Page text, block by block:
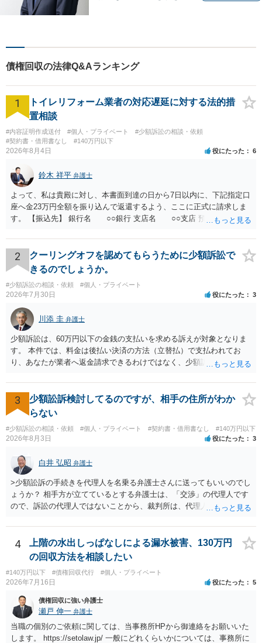
ん。問題を解決するための適
切なサポートを提供します。
お気軽にご相談ください。
債権回収の法律Q&Aランキング
1
トイレリフォーム業者の対応遅延に対する法的措
置相談
#内容証明作成送付 #個人・プライベート
#少額訴訟の相談・依頼
#契約書・借用書なし
#140万円以下
2026年8月4日 役にたった 6
鈴木 祥平 弁護士
よって、私は貴殿に対し、本書面到達の日から7日以内に、下記指定口
座へ金23万円全額を振り込んで返還するよう、ここに正式に請求しま
す。 【振込先】 銀行名 ○○銀行 支店名 ○○支店 預金種別 普通
されない場合には、貴殿には任意に返金する意思がないものと判断
し、やむを得ず、返還金23万円及びこれに対する遅延損害金の支払い
を求める民事訴訟、支払督促その他必要な法的手続を直ちに講じま
す。 その際には、訴訟に要する費用その他法令上認められる金員につ
いても併せて請求する予定ですので、あらかじめ申し添えます。 本件
は、貴殿自らが契約を解約したことによって生じた返還義務の履行を
求めるものにすぎません。貴殿の仕入先との取引関係や返金時期など
の内部事情は、私に対する返還義務の発生や履行時期には何ら影響を
及ぼすものではありません。 これ以上、本件の解決を不必要に遅延さ
せることなく、誠意をもって速やかに返金手続を履行されるよう、強
く求めます。 以上
2
クーリングオフを認めてもらうために少額訴訟で
きるのでしょうか。
#少額訴訟の相談・依頼 #個人・プライベート
2026年7月30日 役にたった 3
川添 圭 弁護士
少額訴訟は、60万円以下の金銭の支払いを求める訴えが対象となりま
す。 本件では、料金は後払い決済の方法（立替払）で支払われてお
り、あなたが業者へ返金請求できるわけではなく、少額訴訟は使えな
在確認請求訴訟を提起することも考えられますが、まずは後払い決済
業者へ（原契約のクーリング・オフの証拠の写しとともに）支払拒絶
の通知書を送り、もし訴訟や支払督促を行ってきた場合には全面的に
争う、というやり方がベターではないかと思います。弁護士会の相談
センター等で、消費者問題に強い弁護士（消費者保護委員会に所属し
ているなど）へ相談されることをお勧めします。
3
少額訟訴検討してるのですが、相手の住所がわか
らない
#少額訴訟の相談・依頼 #個人・プライベート #契約書・借用書なし #140万円以下
2026年8月3日 役にたった 3
白井 弘昭 弁護士
>少額訟訴の手続きを代理人を名乗る弁護士さんに送ってもいいのでし
ょうか？ 相手方が立てているとする弁護士は、「交渉」の代理人です
ので、訴訟の代理人ではないことから、裁判所は、代理人宛ての訴状
ている場合は、相手方（被告）の住所で訴状を作成提出し、裁判所に
代理人が就いていたことを知らせると（訴状の記載内容から明らかな
場合も）、裁判所が当該代理人弁護士に事前連絡し、引き続き訴訟も
受任するかを聞いたうえで、受任の意志が明らかになったところで、
直接被告に送達するのではなく、代理人に訴状の受領を促すこともあ
ります。 ラインのやり取りでしか証拠がないと、実際の本人性が明ら
かではありません。もちろん弁護士（２０万円の請求で代理人弁護士
に委任するかも疑わしいのですが）も住所は明らかにしないでしょ
う。 何か本人を示す事実（振込先などの情報）から、相手の住所等の
情報を割り出していくしかないように思えます。 以上、ご参考まで。
4
上階の水出しっぱなしによる漏水被害、130万円
の回収方法を相談したい
#140万円以下 #債権回収代行 #個人・プライベート
2026年7月16日 役にたった 5
債権回収に強い弁護士
瀬戸 伸一 弁護士
当職の個別のご依頼に関しては、当事務所HPから御連絡をお願いいた
します。 https://setolaw.jp/ 一般にどれくらいかについては、事務所に